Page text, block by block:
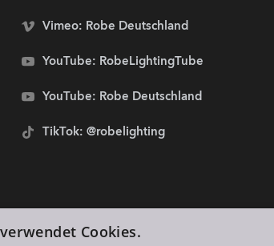
Vimeo: Robe Deutschland
YouTube: RobeLightingTube
YouTube: Robe Deutschland
TikTok: @robelighting
Cookies.